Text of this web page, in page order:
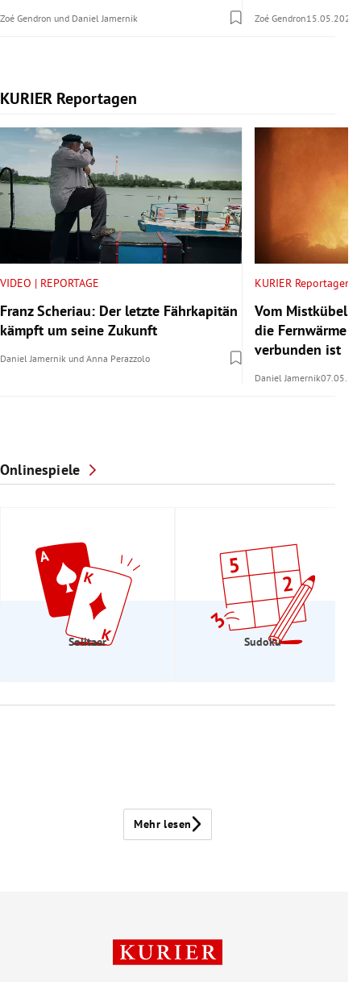
Zoé Gendron und Daniel Jamernik Zoé Gendron15.05.2026
KURIER Reportagen
Slide 1 von 14
VIDEO | REPORTAGE
Franz Scheriau: Der letzte Fährkapitän
kämpft um seine Zukunft
Daniel Jamernik und Anna Perazzolo
KURIER Reportagen
Vom Mistkübel
die Fernwärme
verbunden ist
Daniel Jamernik
Onlinespiele
Solitaer Sudoku
Mehr lesen